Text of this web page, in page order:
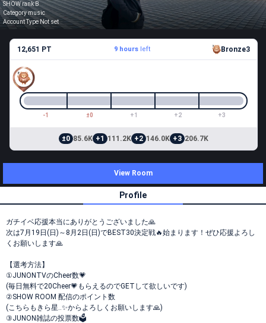
SHOW rank B
Category music
Account Type Not set
12,651 PT 9 hoursleft Bronze3
-1 ±0 +1 +2 +3
±0 85.6K +1 111.2K +2 146.0K +3 206.7K
View Room
Profile
ガチイベ応援本当にありがとうございました🙏
次は7月19日(日)～8月2日(日)でBEST30決定戦🔥始まります！ぜひ応援よろし
くお願いします🙏
【選考方法】
①JUNONTVのCheer数💗
(毎日無料で20Cheer💗もらえるのでGETして欲しいです)
②SHOW ROOM 配信のポイント数
(こちらもきら星‥✨からよろしくお願いします🙏)
③JUNON雑誌の投票数🗳️